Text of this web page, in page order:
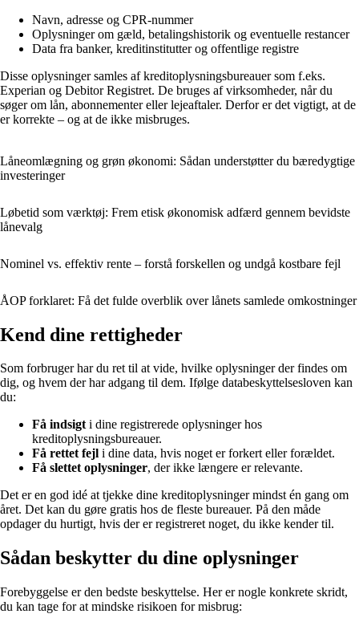
Navn, adresse og CPR-nummer
Oplysninger om gæld, betalingshistorik og eventuelle restancer
Data fra banker, kreditinstitutter og offentlige registre
Disse oplysninger samles af kreditoplysningsbureauer som f.eks.
Experian og Debitor Registret. De bruges af virksomheder, når du
søger om lån, abonnementer eller lejeaftaler. Derfor er det vigtigt, at de
er korrekte – og at de ikke misbruges.
Låneomlægning og grøn økonomi: Sådan understøtter du bæredygtige
investeringer
Løbetid som værktøj: Frem etisk økonomisk adfærd gennem bevidste
lånevalg
Nominel vs. effektiv rente – forstå forskellen og undgå kostbare fejl
ÅOP forklaret: Få det fulde overblik over lånets samlede omkostninger
Kend dine rettigheder
Som forbruger har du ret til at vide, hvilke oplysninger der findes om
dig, og hvem der har adgang til dem. Ifølge databeskyttelsesloven kan
du:
Få indsigti dine registrerede oplysninger hos
kreditoplysningsbureauer.
Få rettet fejl i dine data, hvis noget er forkert eller forældet.
Få slettet oplysninger, der ikke længere er relevante.
Det er en god idé at tjekke dine kreditoplysninger mindst én gang om
året. Det kan du gøre gratis hos de fleste bureauer. På den måde
opdager du hurtigt, hvis der er registreret noget, du ikke kender til.
Sådan beskytter du dine oplysninger
Forebyggelse er den bedste beskyttelse. Her er nogle konkrete skridt,
du kan tage for at mindske risikoen for misbrug: